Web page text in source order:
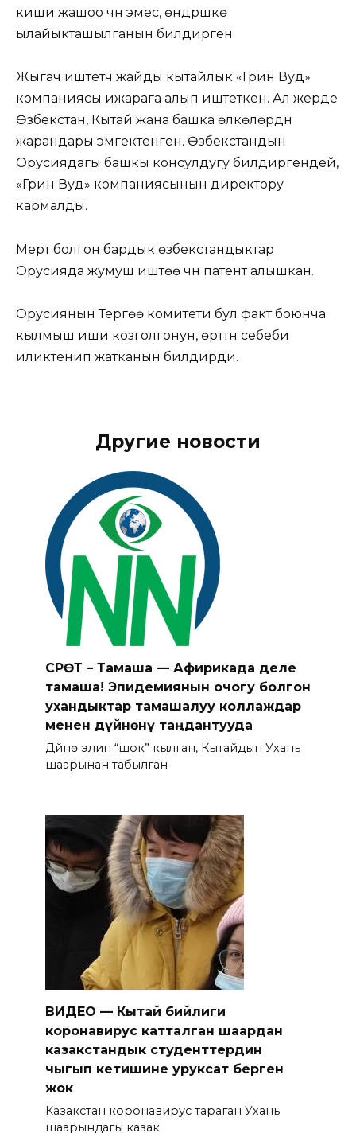
киши жашоо үчүн эмес, өндүрүшкө
ылайыкташылганын билдирген.
Жыгач иштетүүчү жайды кытайлык «Грин Вуд»
компаниясы ижарага алып иштеткен. Ал жерде
Өзбекстан, Кытай жана башка өлкөлөрдүн
жарандары эмгектенген. Өзбекстандын
Орусиядагы башкы консулдугу билдиргендей,
«Грин Вуд» компаниясынын директору
кармалды.
Мерт болгон бардык өзбекстандыктар
Орусияда жумуш иштөө үчүн патент алышкан.
Орусиянын Тергөө комитети бул факт боюнча
кылмыш иши козголгонун, өрттүн себеби
иликтенип жатканын билдирди.
Другие новости
СҮРӨТ – Тамаша — Афирикада деле
тамаша! Эпидемиянын очогу болгон
ухандыктар тамашалуу коллаждар
менен дүйнөнү таңдантууда
Дүйнө элин “шок” кылган, Кытайдын Ухань
шаарынан табылган
ВИДЕО — Кытай бийлиги
коронавирус катталган шаардан
казакстандык студенттердин
чыгып кетишине уруксат берген
жок
Казакстан коронавирус тараган Ухань
шаарындагы казак